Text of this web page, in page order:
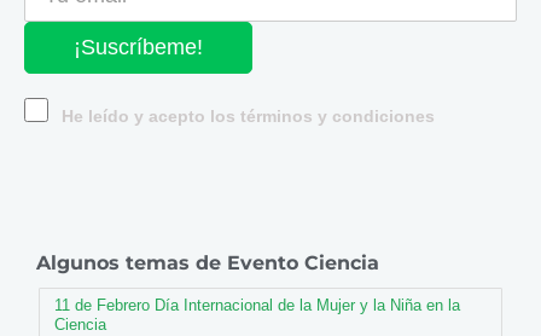
¡Suscríbeme!
He leído y acepto los términos y condiciones
Algunos temas de Evento Ciencia
11 de Febrero Día Internacional de la Mujer y la Niña en la
Ciencia